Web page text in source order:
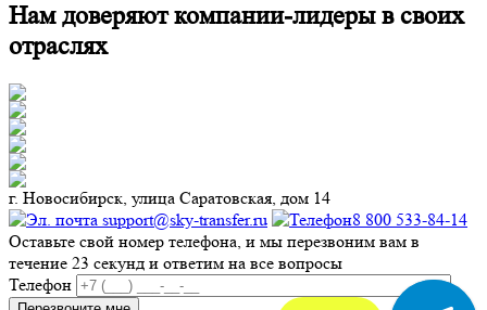
Нам доверяют компании-лидеры в своих
отраслях
г. Новосибирск, улица Саратовская, дом 14
support@sky-transfer.ru
8 800 533-84-14
Оставьте свой номер телефона, и мы перезвоним вам в
течение 23 секунд и ответим на все вопросы
Телефон